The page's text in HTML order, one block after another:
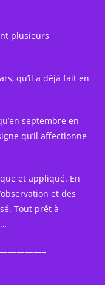
plusieurs
qu’il a déjà fait en
septembre en
qu’il affectionne
et appliqué. En
et des
Tout prêt à